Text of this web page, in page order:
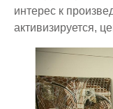
интерес к
активизируется,